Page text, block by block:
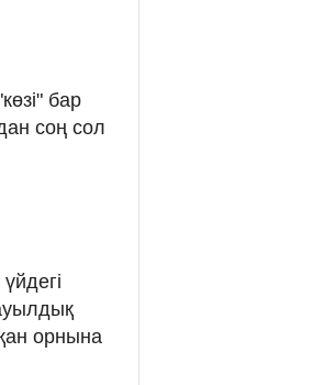
бар
соң сол
орнына